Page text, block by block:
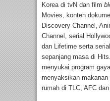
Korea di tvN dan film
Movies, konten
Discovery Channel,
Channel, serial
dan Lifetime serta
sepanjang masa di
menyukai program
menyaksikan makanan
rumah di TLC, AFC dan